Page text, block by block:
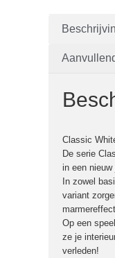
Classic
De serie
in een nieuw
In zowel
variant
Op een
ze je
verleden!